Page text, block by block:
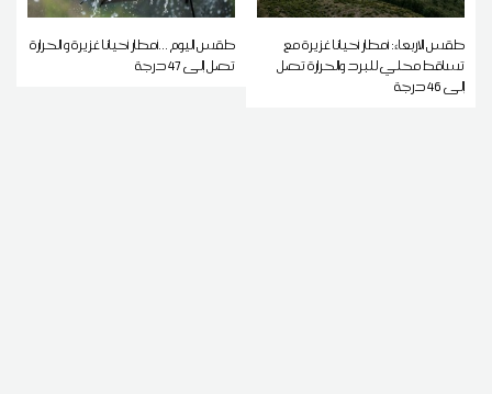
طقس الاربعاء: أمطار أحيانا غزيرة مع
تساقط محلي للبرد والحرارة تصل
إلى 46 درجة
طقس اليوم ...أمطار أحيانا غزيرة و الحرارة
تصل إلى 47 درجة